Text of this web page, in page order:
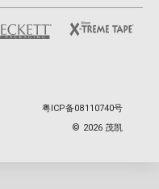
粤ICP备08110740号
© 2026 茂凯